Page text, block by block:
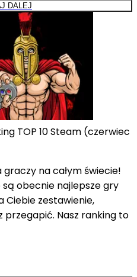
DALEJ
TOP 10 Steam (czerwiec
na całym świecie!
są obecnie najlepsze gry
Ciebie zestawienie,
przegapić. Nasz ranking to